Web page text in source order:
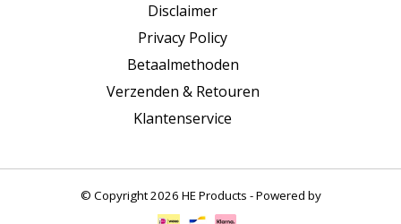
Disclaimer
Privacy Policy
Betaalmethoden
Verzenden & Retouren
Klantenservice
© Copyright 2026 HE Products - Powered by